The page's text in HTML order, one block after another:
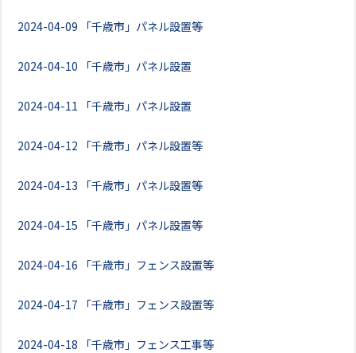
2024-04-09 「千歳市」パネル設置等
2024-04-10 「千歳市」パネル設置
2024-04-11 「千歳市」パネル設置
2024-04-12 「千歳市」パネル設置等
2024-04-13 「千歳市」パネル設置等
2024-04-15 「千歳市」パネル設置等
2024-04-16 「千歳市」フェンス設置等
2024-04-17 「千歳市」フェンス設置等
2024-04-18 「千歳市」フェンス工事等